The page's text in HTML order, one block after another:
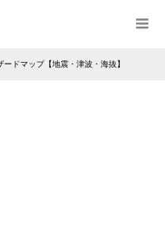
ドマップ【地震・津波・海抜】